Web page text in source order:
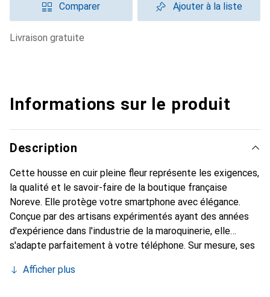
Comparer Ajouter à la liste
livraison gratuite
Informations sur le produit
Description
Cette housse en cuir pleine fleur représente les exigences,
la qualité et le savoir-faire de la boutique française
Noreve. Elle protège votre smartphone avec élégance.
Conçue par des artisans expérimentés ayant des années
d'expérience dans l'industrie de la maroquinerie, elle
s'adapte parfaitement à votre téléphone. Sur mesure, ses
devient l'accessoire chic et indispensable pour votre
Afficher plus